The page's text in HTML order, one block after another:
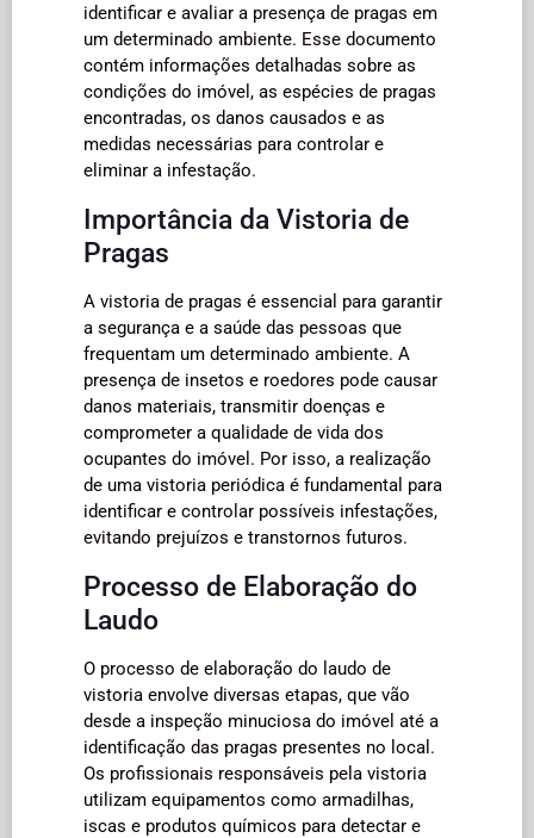
identificar e avaliar a presença de pragas em
um determinado ambiente. Esse documento
contém informações detalhadas sobre as
condições do imóvel, as espécies de pragas
encontradas, os danos causados e as
medidas necessárias para controlar e
eliminar a infestação.
Importância da Vistoria de
Pragas
A vistoria de pragas é essencial para garantir
a segurança e a saúde das pessoas que
frequentam um determinado ambiente. A
presença de insetos e roedores pode causar
danos materiais, transmitir doenças e
comprometer a qualidade de vida dos
ocupantes do imóvel. Por isso, a realização
de uma vistoria periódica é fundamental para
identificar e controlar possíveis infestações,
evitando prejuízos e transtornos futuros.
Processo de Elaboração do
Laudo
O processo de elaboração do laudo de
vistoria envolve diversas etapas, que vão
desde a inspeção minuciosa do imóvel até a
identificação das pragas presentes no local.
Os profissionais responsáveis pela vistoria
utilizam equipamentos como armadilhas,
iscas e produtos químicos para detectar e